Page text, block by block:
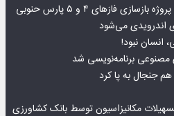
فازهای ۴ و ۵ پارس حنوبی
اندرویدی می‌شود
انسان نبود!
مصنوعی برنامه‌نویسی شد
جنجال به پا کرد